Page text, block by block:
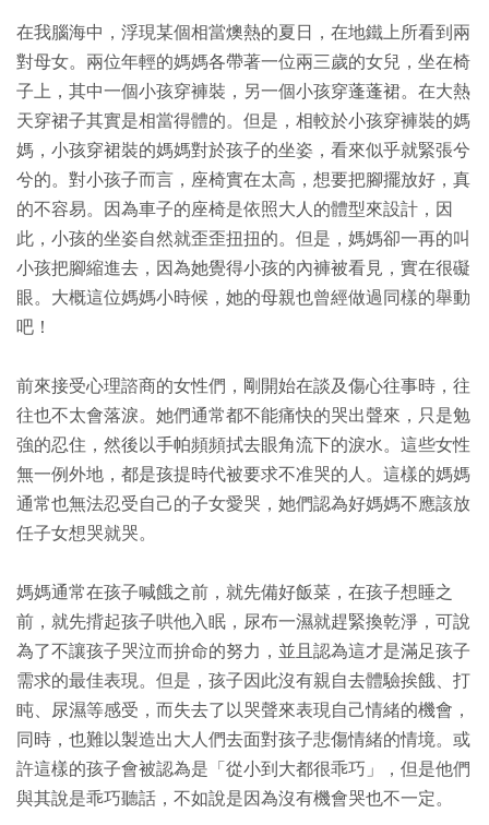
在我腦海中，浮現某個相當燠熱的夏日，在地鐵上所看到兩
對母女。兩位年輕的媽媽各帶著一位兩三歲的女兒，坐在椅
子上，其中一個小孩穿褲裝，另一個小孩穿蓬蓬裙。在大熱
天穿裙子其實是相當得體的。但是，相較於小孩穿褲裝的媽
媽，小孩穿裙裝的媽媽對於孩子的坐姿，看來似乎就緊張兮
兮的。對小孩子而言，座椅實在太高，想要把腳擺放好，真
的不容易。因為車子的座椅是依照大人的體型來設計，因
此，小孩的坐姿自然就歪歪扭扭的。但是，媽媽卻一再的叫
小孩把腳縮進去，因為她覺得小孩的內褲被看見，實在很礙
眼。大概這位媽媽小時候，她的母親也曾經做過同樣的舉動
吧！
前來接受心理諮商的女性們，剛開始在談及傷心往事時，往
往也不太會落淚。她們通常都不能痛快的哭出聲來，只是勉
強的忍住，然後以手帕頻頻拭去眼角流下的淚水。這些女性
無一例外地，都是孩提時代被要求不准哭的人。這樣的媽媽
通常也無法忍受自己的子女愛哭，她們認為好媽媽不應該放
任子女想哭就哭。
媽媽通常在孩子喊餓之前，就先備好飯菜，在孩子想睡之
前，就先揹起孩子哄他入眠，尿布一濕就趕緊換乾淨，可說
為了不讓孩子哭泣而拚命的努力，並且認為這才是滿足孩子
需求的最佳表現。但是，孩子因此沒有親自去體驗挨餓、打
盹、尿濕等感受，而失去了以哭聲來表現自己情緒的機會，
同時，也難以製造出大人們去面對孩子悲傷情緒的情境。或
許這樣的孩子會被認為是「從小到大都很乖巧」，但是他們
與其說是乖巧聽話，不如說是因為沒有機會哭也不一定。